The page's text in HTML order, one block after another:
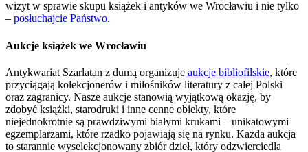
wizyt w sprawie skupu książek i antyków we Wrocławiu i nie tylko
– posłuchajcie Państwo.
Aukcje książek we Wrocławiu
Antykwariat Szarlatan z dumą organizuje aukcje bibliofilskie, które
przyciągają kolekcjonerów i miłośników literatury z całej Polski
oraz zagranicy. Nasze aukcje stanowią wyjątkową okazję, by
zdobyć książki, starodruki i inne cenne obiekty, które
niejednokrotnie są prawdziwymi białymi krukami – unikatowymi
egzemplarzami, które rzadko pojawiają się na rynku. Każda aukcja
to starannie wyselekcjonowany zbiór dzieł, który odzwierciedla